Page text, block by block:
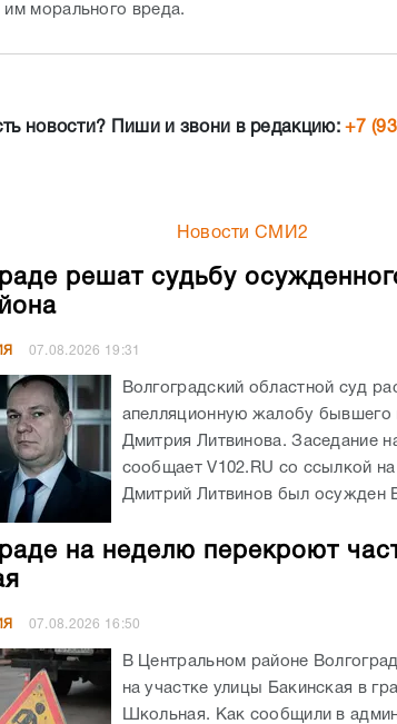
им морального вреда.
новости? Пиши и звони в редакцию:+7
Новости СМИ2
решат судьбу
07.08.2026 19:31
Волгоградский областной суд
апелляционную жалобу бывшего
Дмитрия Литвинова. Заседание
сообщает V102.RU со ссылкой
Дмитрий Литвинов был осужден
на неделю перекроют
07.08.2026 16:50
В Центральном районе
на участке улицы Бакинская в
Школьная. Как сообщили в